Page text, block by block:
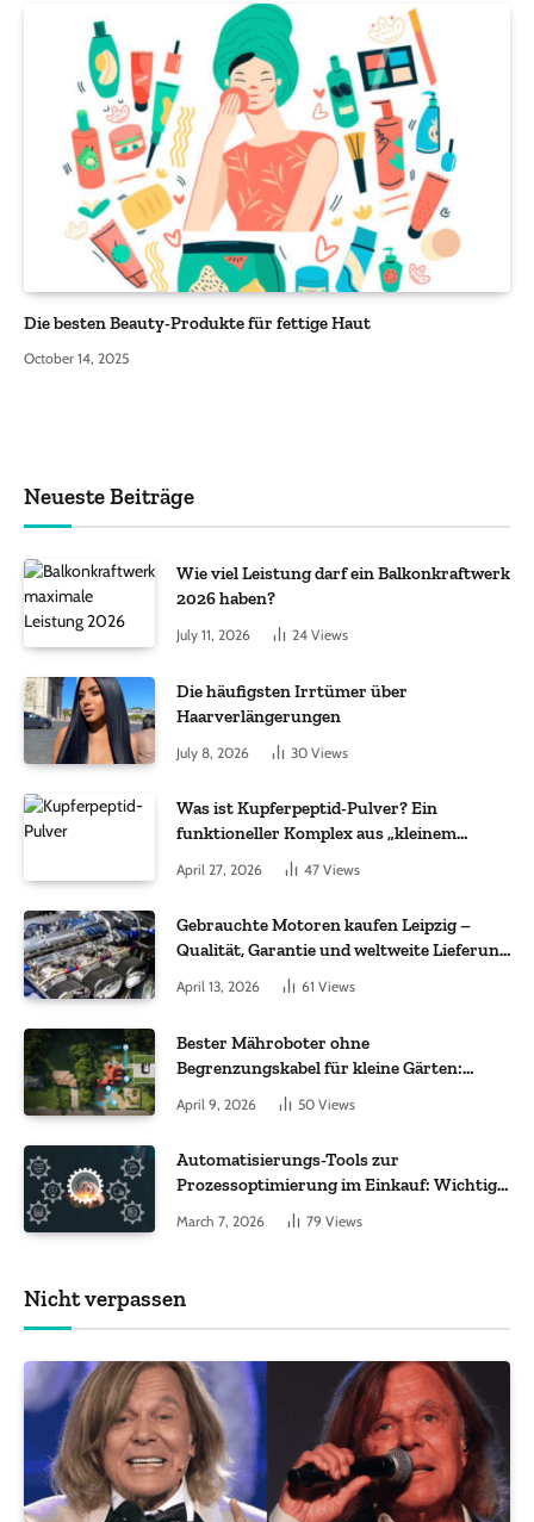
Die besten Beauty-Produkte für fettige Haut
October 14, 2025
Neueste Beiträge
Wie viel Leistung darf ein Balkonkraftwerk
2026 haben?
July 11, 2026 24 Views
Die häufigsten Irrtümer über
Haarverlängerungen
July 8, 2026 30 Views
Was ist Kupferpeptid-Pulver? Ein
funktioneller Komplex aus „kleinem
Molekül + Metall“
April 27, 2026 47 Views
Gebrauchte Motoren kaufen Leipzig –
Qualität, Garantie und weltweite Lieferung
April 13, 2026 61 Views
Bester Mähroboter ohne
Begrenzungskabel für kleine Gärten:
Worauf es bei 200 bis 500 m² wirklich
ankommt
April 9, 2026 50 Views
Automatisierungs-Tools zur
Prozessoptimierung im Einkauf: Wichtige
Funktionen, auf die Sie achten sollten
March 7, 2026 79 Views
Nicht verpassen